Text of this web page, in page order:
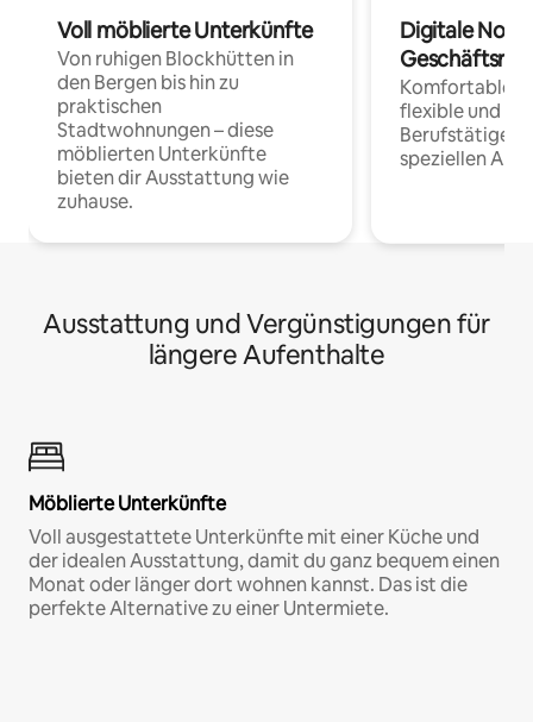
Voll möblierte Unterkünfte
Von ruhigen Blockhütten in
den Bergen bis hin zu
praktischen
Stadtwohnungen – diese
möblierten Unterkünfte
bieten dir Ausstattung wie
zuhause.
Digitale
Komfortable
flexible und
Berufstätige
speziellen
Ausstattung und Vergünstigungen für
längere Aufenthalte
Möblierte Unterkünfte
Voll ausgestattete Unterkünfte mit einer Küche und
der idealen Ausstattung, damit du ganz bequem einen
Monat oder länger dort wohnen kannst. Das ist die
perfekte Alternative zu einer Untermiete.